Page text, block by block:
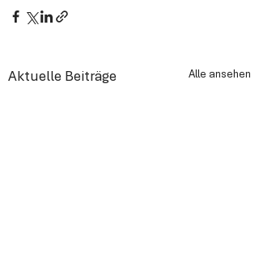
Aktuelle Beiträge Alle ansehen